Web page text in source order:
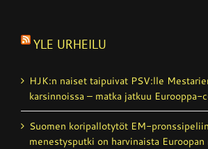
YLE URHEILU
HJK:n naiset taipuivat PSV:lle
karsinnoissa – matka jatkuu Eurooppa-
Suomen koripallotytöt EM-
menestysputki on harvinaista Euroopan